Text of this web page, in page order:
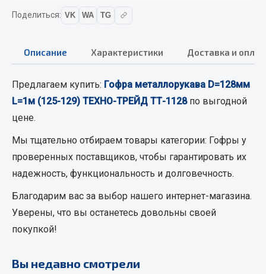
Технические жидкости
Весь раздел
Болты
Гайки
Кольца стопорные
Пресс-масленки
Пробки
Пружины
Показать ещё
Поделиться: VK WA TG
Описание Характеристики Доставка и
Предлагаем купить: Гофра металлорукава D=128мм
L=1м (125-129) ТЕХНО-ТРЕЙД ТТ-1128по выгодной
цене.
Мы тщательно отбираем товары категории: Гофры у
проверенных поставщиков, чтобы гарантировать их
надежность, функциональность и долговечность.
Благодарим вас за выбор нашего интернет-магазина.
Уверены, что вы останетесь довольны своей
покупкой!
Вы недавно смотрели